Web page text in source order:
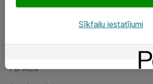
Par Atea
Par Atea
Sīkfailu iestatījumi